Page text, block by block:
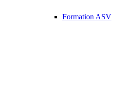
Formation ASV